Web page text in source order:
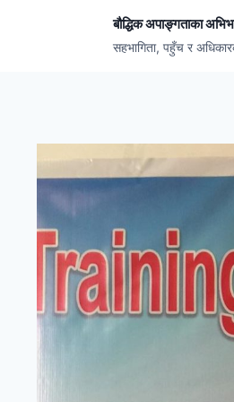
बौद्धिक अपाङ्गताका
सहभागिता, पहुँच र